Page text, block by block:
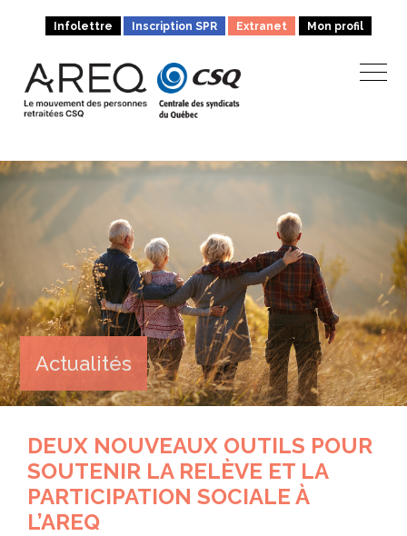
Infolettre Inscription SPR Extranet Mon profil
Actualités
DEUX NOUVEAUX OUTILS POUR
SOUTENIR LA RELÈVE ET LA
PARTICIPATION SOCIALE À
L’AREQ